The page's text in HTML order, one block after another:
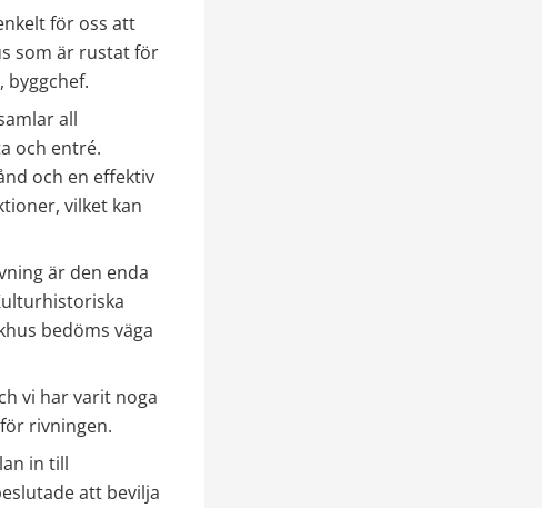
för oss att
som är rustat för
byggchef.
all
och entré.
och en effektiv
vilket kan
är den enda
bedöms väga
vi har varit noga
rivningen.
in till
att bevilja